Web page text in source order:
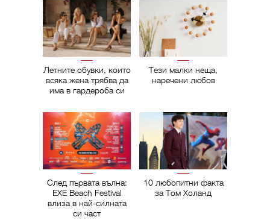
Летните обувки, които
всяка жена трябва да
има в гардероба си
Тези малки неща,
наречени любов
След първата вълна:
EXE Beach Festival
влиза в най-силната
си част
10 любопитни факта
за Том Холанд